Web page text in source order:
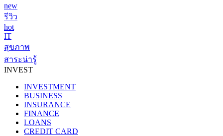
new
รีวิว
hot
IT
สุขภาพ
สาระน่ารู้
INVEST
INVESTMENT
BUSINESS
INSURANCE
FINANCE
LOANS
CREDIT CARD